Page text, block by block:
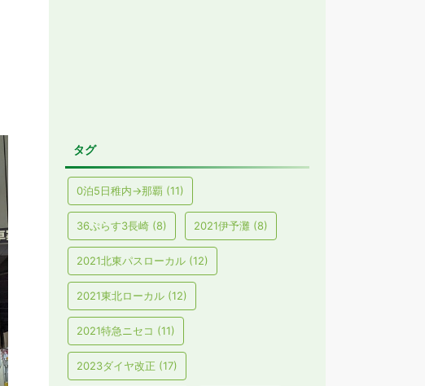
タグ
0泊5日稚内→那覇 (11)
36ぷらす3長崎 (8) 2021伊予灘 (8)
2021北東パスローカル (12)
2021東北ローカル (12)
2021特急ニセコ (11)
2023ダイヤ改正 (17)